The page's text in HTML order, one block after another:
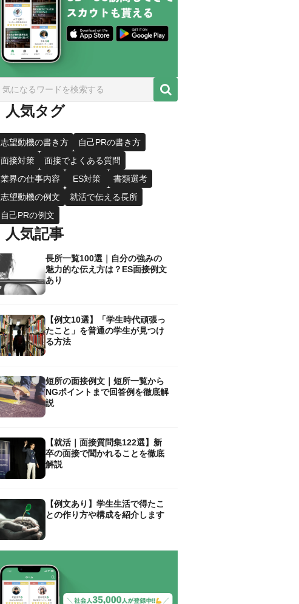
人気タグ
志望動機の書き方
自己PRの書き方
面接対策
面接でよくある質問
業界の仕事内容
ES対策
書類選考
志望動機の例文
就活で伝える長所
自己PRの例文
人気記事
長所一覧100選｜自分の強みの
魅力的な伝え方は？ES面接例文
あり
【例文10選】「学生時代頑張っ
たこと」を普通の学生が見つけ
る方法
短所の面接例文｜短所一覧から
NGポイントまで回答例を徹底解
説
【就活｜面接質問集122選】新
卒の面接で聞かれることを徹底
解説
【例文あり】学生生活で得たこ
との作り方や構成を紹介します